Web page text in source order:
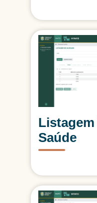
auxílios,
auxílio e
A tela de
como
nome do
funcional,
com
Saúde